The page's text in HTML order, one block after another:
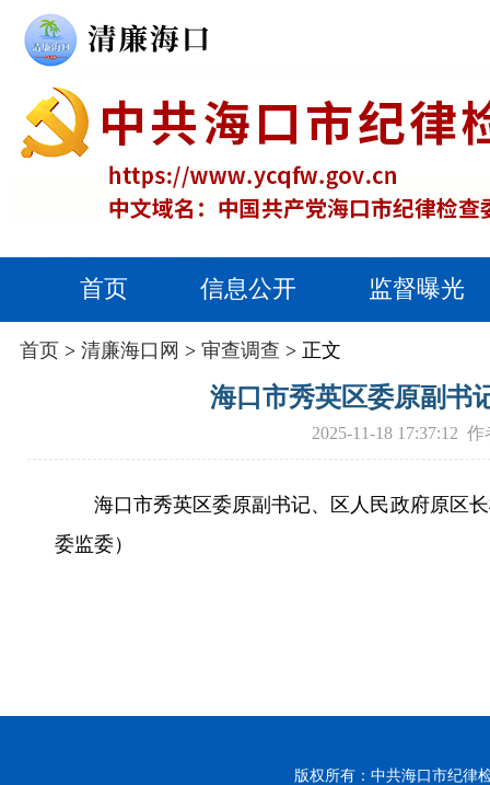
首页 信息公开 监督曝光
首页 > 清廉海口网 > 审查调查 > 正文
海口市秀英区委原副书
2025-11-18 17:37:12
海口市秀英区委原副书记、区人民政府原区
委监委）
版权所有：中共海口市纪